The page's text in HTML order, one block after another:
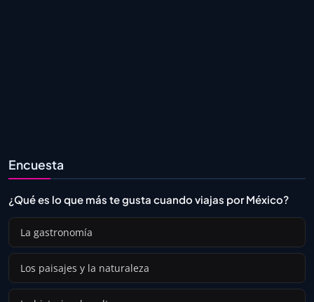
Encuesta
¿Qué es lo que más te gusta cuando viajas por México?
La gastronomía
Los paisajes y la naturaleza